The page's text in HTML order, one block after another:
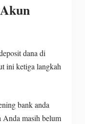
dana di
ini ketiga langkah
bank anda
Anda masih belum